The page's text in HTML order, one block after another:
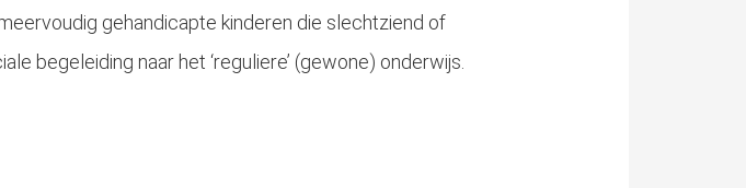
gehandicapte kinderen die slechtziend of
begeleiding naar het ‘reguliere’ (gewone) onderwijs.